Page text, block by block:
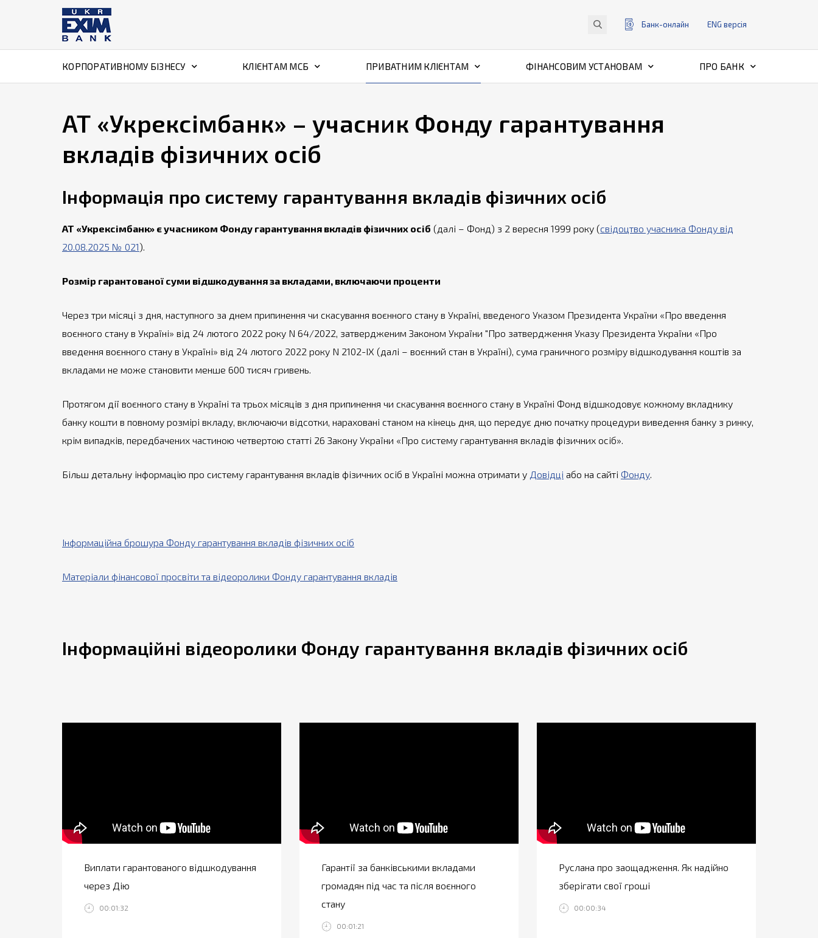
Банк-онлайн ENG версiя
КОРПОРАТИВНОМУ БІЗНЕСУ КЛІЄНТАМ МСБ ПРИВАТНИМ КЛІЄНТАМ ФІНАНСОВИМ УСТАНОВАМ ПРО БАНК
АТ «Укрексімбанк» – учасник Фонду гарантування
вкладів фізичних осіб
Інформація про систему гарантування вкладів фізичних осіб
АТ «Укрексімбанк» є учасником Фонду гарантування вкладів фізичних осіб (далі – Фонд) з 2 вересня 1999 року (свідоцтво учасника Фонду від
20.08.2025 № 021).
Розмір гарантованої суми відшкодування за вкладами, включаючи проценти
Через три місяці з дня, наступного за днем припинення чи скасування воєнного стану в Україні, введеного Указом Президента України «Про введення
воєнного стану в Україні» від 24 лютого 2022 року N 64/2022, затвердженим Законом України "Про затвердження Указу Президента України «Про
введення воєнного стану в Україні» від 24 лютого 2022 року N 2102-IX (далі – воєнний стан в Україні), сума граничного розміру відшкодування коштів за
вкладами не може становити менше 600 тисяч гривень.
Протягом дії воєнного стану в Україні та трьох місяців з дня припинення чи скасування воєнного стану в Україні Фонд відшкодовує кожному вкладнику
банку кошти в повному розмірі вкладу, включаючи відсотки, нараховані станом на кінець дня, що передує дню початку процедури виведення банку з ринку,
крім випадків, передбачених частиною четвертою статті 26 Закону України «Про систему гарантування вкладів фізичних осіб».
Більш детальну інформацію про систему гарантування вкладів фізичних осіб в Україні можна отримати у Довідці або на сайті Фонду.
Інформаційна брошура Фонду гарантування вкладів фізичних осіб
Матеріали фінансової просвіти та відеоролики Фонду гарантування вкладів
Інформаційні відеоролики Фонду гарантування вкладів фізичних осіб
Виплати гарантованого відшкодування
через Дію
00:01:32
Гарантії за банківськими вкладами
громадян під час та після воєнного
стану
00:01:21
Руслана про заощадження. Як надійно
зберігати свої гроші
00:00:34